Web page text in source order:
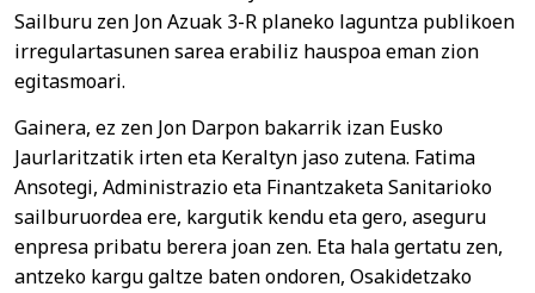
Sailburu zen Jon Azuak 3-R planeko laguntza publikoen
irregulartasunen sarea erabiliz hauspoa eman zion
egitasmoari.
Gainera, ez zen Jon Darpon bakarrik izan Eusko
Jaurlaritzatik irten eta Keraltyn jaso zutena. Fatima
Ansotegi, Administrazio eta Finantzaketa Sanitarioko
sailburuordea ere, kargutik kendu eta gero, aseguru
enpresa pribatu berera joan zen. Eta hala gertatu zen,
antzeko kargu galtze baten ondoren, Osakidetzako